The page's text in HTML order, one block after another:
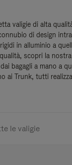
valigie di alta
di design
in alluminio a
scopri la
bagagli a mano a
ai Trunk, tutti
le valigie